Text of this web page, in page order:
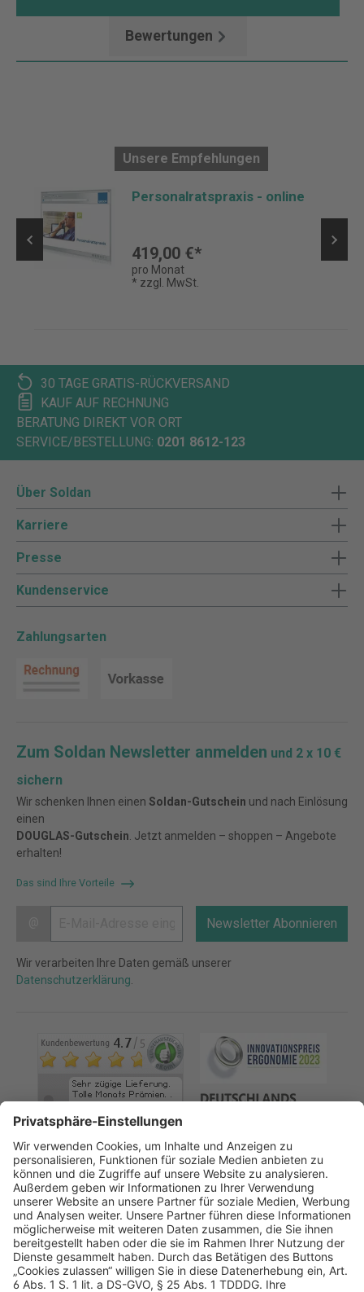
Bewertungen
Unsere Empfehlungen
Personalratspraxis - online
419,00 €*
pro Monat
* zzgl. MwSt.
30 TAGE GRATIS-RÜCKVERSAND
KAUF AUF RECHNUNG
BERATUNG DIREKT VOR ORT
SERVICE/BESTELLUNG: 0201 8612-123
Über Soldan
Karriere
Presse
Kundenservice
Zahlungsarten
Zum Soldan Newsletter anmelden und 2 x 10 €
sichern
Wir schenken Ihnen einen Soldan-Gutschein und nach Einlösung
einen
DOUGLAS-Gutschein . Jetzt anmelden – shoppen – Angebote
erhalten!
Das sind Ihre Vorteile
Newsletter Abonnieren
Wir verarbeiten Ihre Daten gemäß unserer
Datenschutzerklärung